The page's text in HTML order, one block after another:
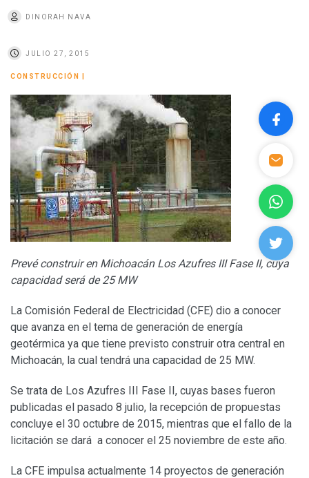
DINORAH NAVA
JULIO 27, 2015
CONSTRUCCIÓN
Prevé construir en Michoacán Los Azufres III Fase II, cuya
capacidad será de 25 MW
La Comisión Federal de Electricidad (CFE) dio a conocer
que avanza en el tema de generación de energía
geotérmica ya que tiene previsto construir otra central en
Michoacán, la cual tendrá una capacidad de 25 MW.
Se trata de Los Azufres III Fase II, cuyas bases fueron
publicadas el pasado 8 julio, la recepción de propuestas
concluye el 30 octubre de 2015, mientras que el fallo de la
licitación se dará a conocer el 25 noviembre de este año.
La CFE impulsa actualmente 14 proyectos de generación